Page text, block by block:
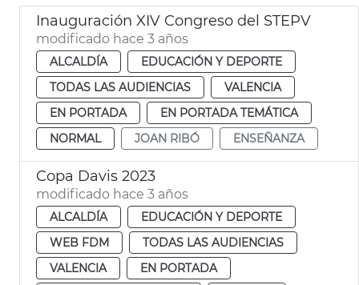
Inauguración XIV Congreso del STEPV
modificado hace 3 años
ALCALDÍA
EDUCACIÓN Y DEPORTE
TODAS LAS AUDIENCIAS
VALENCIA
EN PORTADA
EN PORTADA TEMÁTICA
NORMAL
JOAN RIBÓ ENSEÑANZA
Copa Davis 2023
modificado hace 3 años
ALCALDÍA
EDUCACIÓN Y DEPORTE
WEB FDM
TODAS LAS AUDIENCIAS
VALENCIA
EN PORTADA